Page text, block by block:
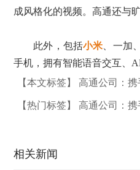
成风格化的视频。高通还与
此外，包括小米 、一加
手机，拥有智能语音交互、
【本文标签】
高通公司：
【热门标签】 高通公司：
相关新闻